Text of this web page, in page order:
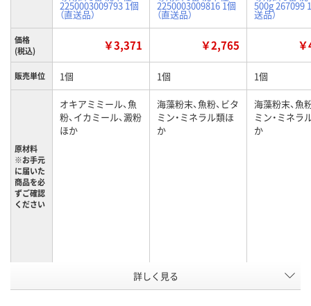
2250003009793 1個
（直送品）
2250003009816 1個
（直送品）
500g 267099
送品）
価格
(税込)
￥3,371 ￥2,765
販売単位 1個 1個 1個
原材料
※お手元
に届いた
商品を必
ずご確認
ください
オキアミミール、魚
粉、イカミール、澱粉
ほか
海藻粉末、魚粉、ビタ
ミン・ミネラル類ほ
か
海藻粉末、魚
ミン・ミネラ
か
8番 9番/500g
詳しく見る